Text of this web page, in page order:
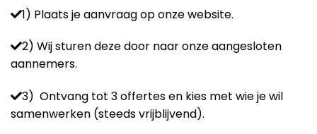
1) Plaats je aanvraag op onze website.
2) Wij sturen deze door naar onze aangesloten
aannemers.
3) Ontvang tot 3 offertes en kies met wie je wil
samenwerken (steeds vrijblijvend).